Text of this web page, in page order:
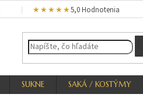
★★★★★5,0 Hodnotenia
SUKNE SAKÁ / KOSTÝMY